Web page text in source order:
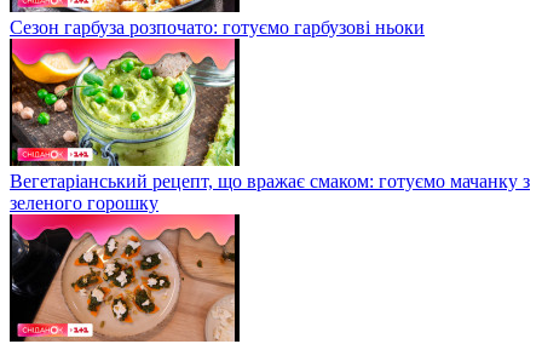
Сезон гарбуза розпочато: готуємо гарбузові ньоки
Вегетаріанський рецепт, що вражає смаком: готуємо мачанку з
зеленого горошку